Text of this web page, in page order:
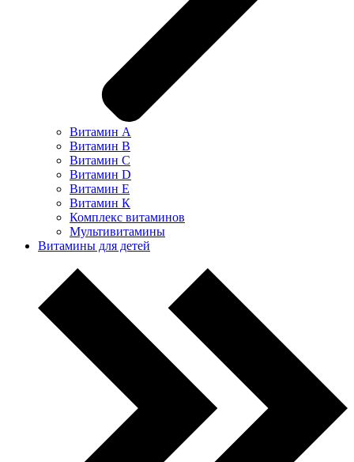
Витамин А
Витамин В
Витамин С
Витамин D
Витамин Е
Витамин К
Комплекс витаминов
Мультивитамины
Витамины для детей